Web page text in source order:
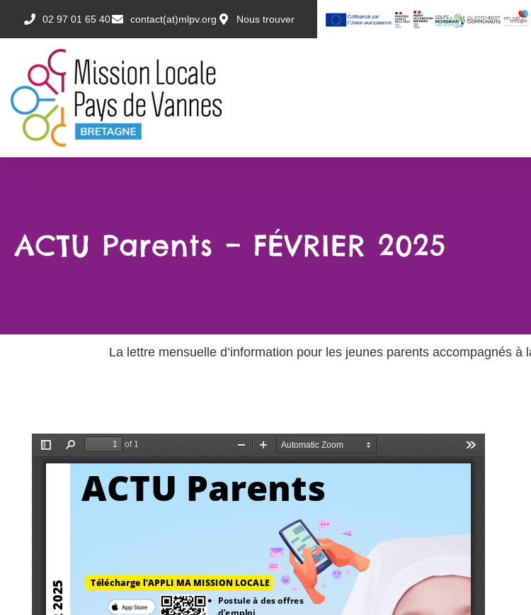
02 97 01 65 40 contact(at)mlpv.org Nous trouver
ACTU Parents – FÉVRIER 2025
La lettre mensuelle d’information pour les jeunes parents accompagnés à